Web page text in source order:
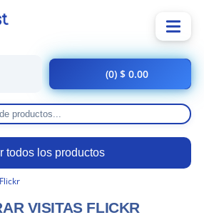
todos los productos
(0) $ 0.00
VISITAS FLICKR